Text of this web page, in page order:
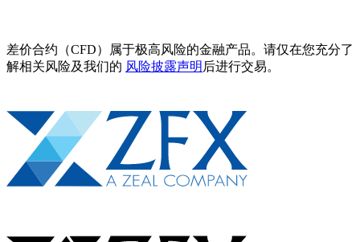
差价合约（CFD）属于极高风险的金融产品。请仅在您充分了
解相关风险及我们的 风险披露声明 后进行交易。